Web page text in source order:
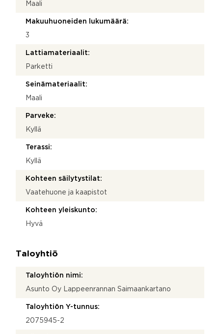
Maali
Makuuhuoneiden lukumäärä:
3
Lattiamateriaalit:
Parketti
Seinämateriaalit:
Maali
Parveke:
Kyllä
Terassi:
Kyllä
Kohteen säilytystilat:
Vaatehuone ja kaapistot
Kohteen yleiskunto:
Hyvä
Taloyhtiö
Taloyhtiön nimi:
Asunto Oy Lappeenrannan Saimaankartano
Taloyhtiön Y-tunnus:
2075945-2